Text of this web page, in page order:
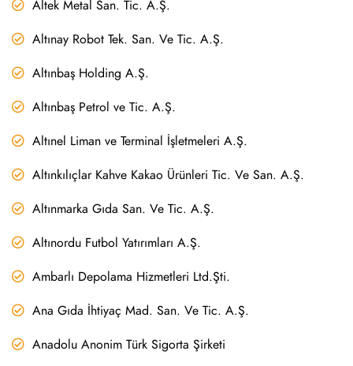
Altek Metal San. Tic. A.Ş.
Altınay Robot Tek. San. Ve Tic. A.Ş.
Altınbaş Holding A.Ş.
Altınbaş Petrol ve Tic. A.Ş.
Altınel Liman ve Terminal İşletmeleri A.Ş.
Altınkılıçlar Kahve Kakao Ürünleri Tic. Ve San. A.Ş.
Altınmarka Gıda San. Ve Tic. A.Ş.
Altınordu Futbol Yatırımları A.Ş.
Ambarlı Depolama Hizmetleri Ltd.Şti.
Ana Gıda İhtiyaç Mad. San. Ve Tic. A.Ş.
Anadolu Anonim Türk Sigorta Şirketi